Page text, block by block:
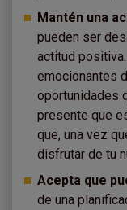
Mantén una
pueden ser
actitud
emocionantes
oportunidades
presente que
que, una vez
disfrutar de tu
Acepta que
de una